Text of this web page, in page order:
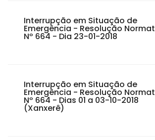
Interrupção em Situação de
Emergência - Resolução
Nº 664 - Dia 23-01-2018
Interrupção em Situação de
Emergência - Resolução
Nº 664 - Dias 01 a 03-10-2018
(Xanxerê)